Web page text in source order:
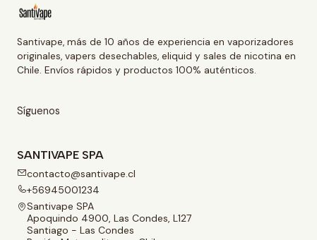
Santivape, más de 10 años de experiencia en vaporizadores
originales, vapers desechables, eliquid y sales de nicotina en
Chile. Envíos rápidos y productos 100% auténticos.
Síguenos
SANTIVAPE SPA
contacto@santivape.cl
+56945001234
Santivape SPA
Apoquindo 4900, Las Condes, L127
Santiago - Las Condes